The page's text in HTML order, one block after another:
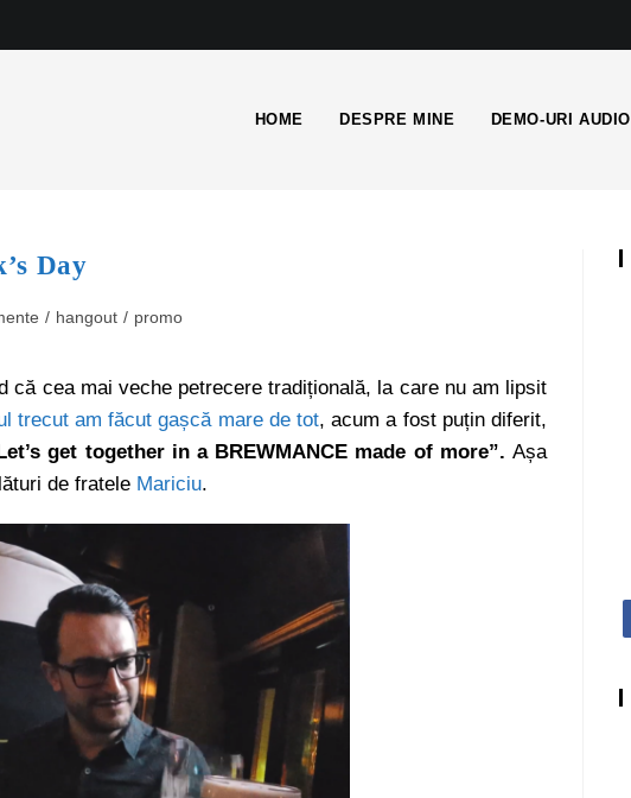
HOME DESPRE MINE DEMO-URI AUDIO
Day
/ hangout / promo
că cea mai veche petrecere tradițională, la care nu am lipsit
trecut am făcut gașcă mare de tot, acum a fost puțin diferit,
get together in a BREWMANCE made of more”.Așa
de fratele Mariciu.